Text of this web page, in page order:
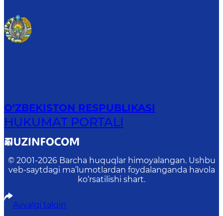
O‘ZBEKISTON RESPUBLIKASI
HUKUMAT PORTALI
© 2001-2026 Barcha huquqlar himoyalangan. Ushbu
veb-saytdagi ma’lumotlardan foydalanganda havola
ko‘rsatilishi shart.
Avvalgi talqin